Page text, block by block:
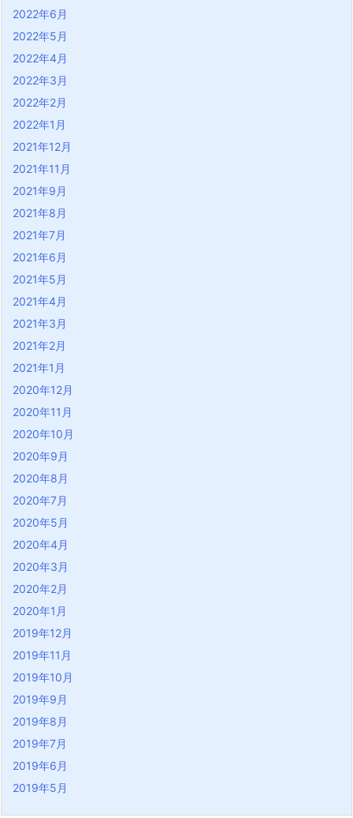
2022年6月
2022年5月
2022年4月
2022年3月
2022年2月
2022年1月
2021年12月
2021年11月
2021年9月
2021年8月
2021年7月
2021年6月
2021年5月
2021年4月
2021年3月
2021年2月
2021年1月
2020年12月
2020年11月
2020年10月
2020年9月
2020年8月
2020年7月
2020年5月
2020年4月
2020年3月
2020年2月
2020年1月
2019年12月
2019年11月
2019年10月
2019年9月
2019年8月
2019年7月
2019年6月
2019年5月